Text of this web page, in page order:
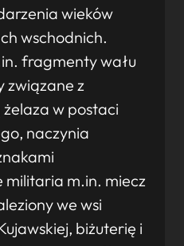
wieków
wschodnich.
fragmenty wału
związane z
w postaci
naczynia
militaria m.in. miecz
we wsi
biżuterię i